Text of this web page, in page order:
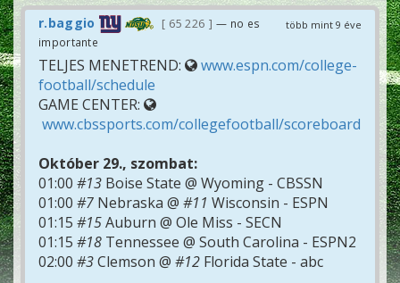
több mint 9 éve
r.baggio 65 226
— no es
importante
TELJES MENETREND:
www.espn.com/college-
football/schedule
GAME CENTER:
www.cbssports.com/collegefootball/scoreboard
Október 29., szombat:
01:00 #13 Boise State @ Wyoming - CBSSN
01:00 #7 Nebraska @ #11 Wisconsin - ESPN
01:15 #15Auburn @ Ole Miss - SECN
01:15 #18 Tennessee @ South Carolina - ESPN2
02:00 #3Clemson @ #12 Florida State - abc